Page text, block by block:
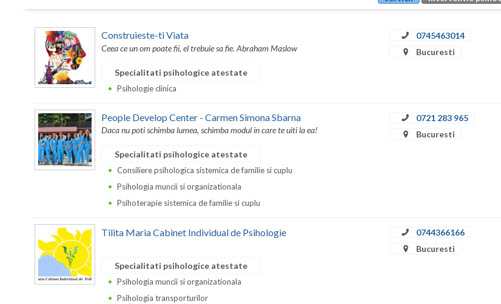
Construieste-ti Viata
Ceea ce un om poate fii, el trebuie sa fie. Abraham Maslow
0745463014
Bucuresti
Specialitati psihologice atestate
Psihologie clinica
People Develop Center - Carmen Simona Sbarna
Daca nu poti schimba lumea, schimba modul in care te uiti la ea!
0721 283 965
Bucuresti
Specialitati psihologice atestate
Consiliere psihologica sistemica de familie si cuplu
Psihologia muncii si organizationala
Psihoterapie sistemica de familie si cuplu
Tilita Maria Cabinet Individual de Psihologie
0744366166
Bucuresti
Specialitati psihologice atestate
Psihologia muncii si organizationala
Psihologia transporturilor